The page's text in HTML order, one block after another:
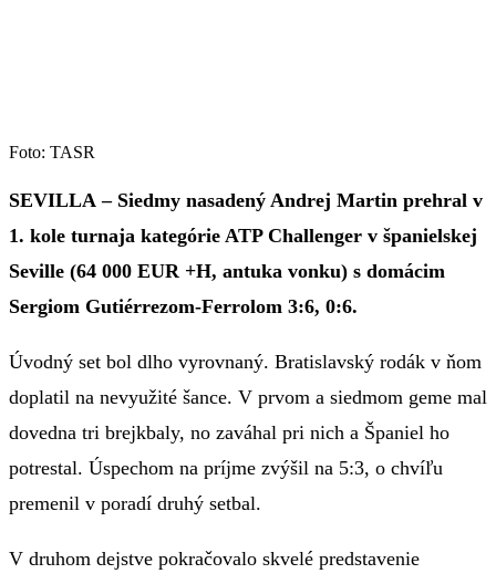
Foto: TASR
SEVILLA – Siedmy nasadený Andrej Martin prehral v
1. kole turnaja kategórie ATP Challenger v španielskej
Seville (64 000 EUR +H, antuka vonku) s domácim
Sergiom Gutiérrezom-Ferrolom 3:6, 0:6.
Úvodný set bol dlho vyrovnaný. Bratislavský rodák v ňom
doplatil na nevyužité šance. V prvom a siedmom geme mal
dovedna tri brejkbaly, no zaváhal pri nich a Španiel ho
potrestal. Úspechom na príjme zvýšil na 5:3, o chvíľu
premenil v poradí druhý setbal.
V druhom dejstve pokračovalo skvelé predstavenie